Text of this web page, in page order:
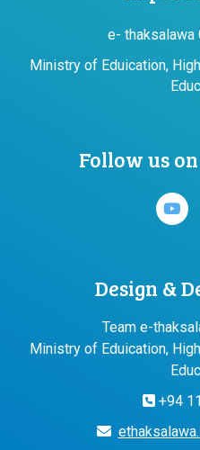
e- thaksalawa
Ministry of Eduication,
Follow us
Design &
Team e-
Ministry of Eduication,
+94